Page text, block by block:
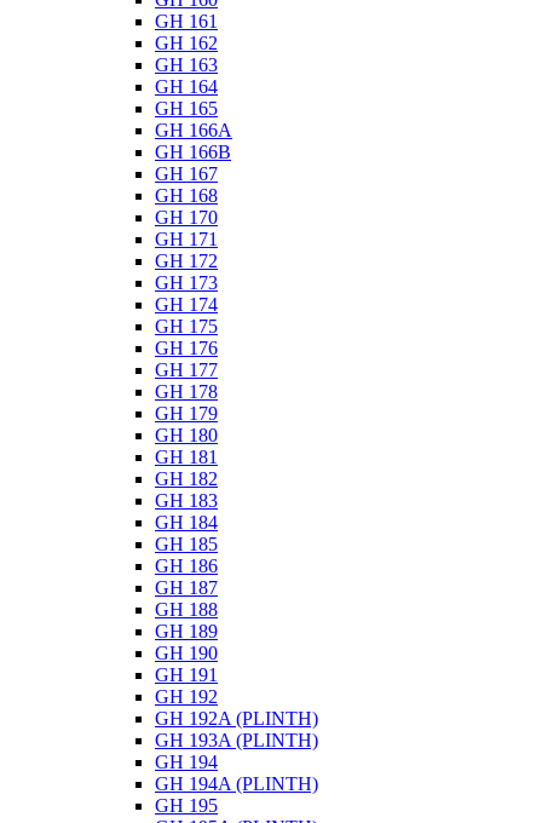
GH 161
GH 162
GH 163
GH 164
GH 165
GH 166A
GH 166B
GH 167
GH 168
GH 170
GH 171
GH 172
GH 173
GH 174
GH 175
GH 176
GH 177
GH 178
GH 179
GH 180
GH 181
GH 182
GH 183
GH 184
GH 185
GH 186
GH 187
GH 188
GH 189
GH 190
GH 191
GH 192
GH 192A (PLINTH)
GH 193A (PLINTH)
GH 194
GH 194A (PLINTH)
GH 195